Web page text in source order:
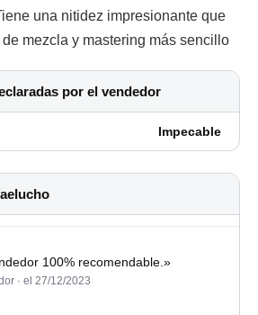
una nitidez impresionante que
mezcla y mastering más sencillo
por el vendedor
Impecable
100% recomendable.»
· el 27/12/2023